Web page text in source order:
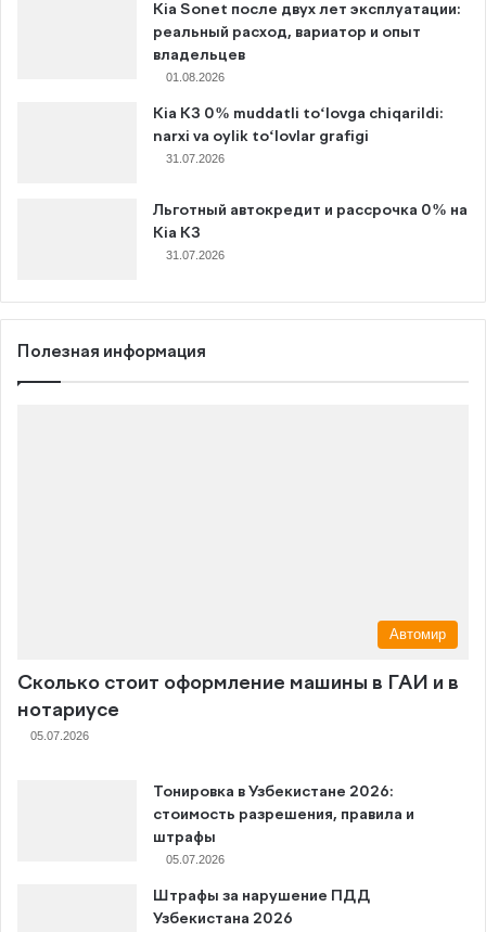
Kia Sonet после двух лет эксплуатации:
реальный расход, вариатор и опыт
владельцев
01.08.2026
Kia K3 0% muddatli to‘lovga chiqarildi:
narxi va oylik to‘lovlar grafigi
31.07.2026
Льготный автокредит и рассрочка 0% на
Kia K3
31.07.2026
Полезная информация
Автомир
Сколько стоит оформление машины в ГАИ и в
нотариусе
05.07.2026
Тонировка в Узбекистане 2026:
стоимость разрешения, правила и
штрафы
05.07.2026
Штрафы за нарушение ПДД
Узбекистана 2026